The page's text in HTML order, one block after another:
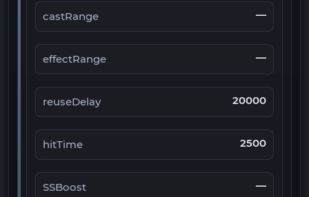
castRange —
effectRange —
reuseDelay 20000
hitTime 2500
SSBoost —